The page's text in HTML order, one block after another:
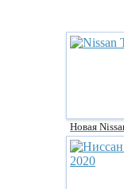
Новая